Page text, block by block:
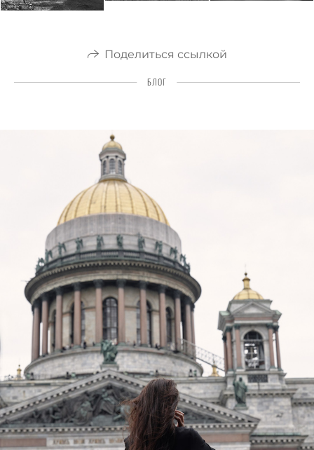
Поделиться ссылкой
БЛОГ